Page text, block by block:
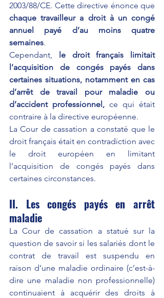
chaque travailleur a droit à un congé
annuel payé d’au moins quatre
semaines.
Cependant, le droit français limitait
l’acquisition de congés payés dans
certaines situations, notamment en cas
d’arrêt de travail pour maladie ou
d’accident professionnel, ce qui était
contraire à la directive européenne.
La Cour de cassation a constaté que le
droit français était en contradiction avec
le droit européen en limitant
l’acquisition de congés payés dans
certaines circonstances.
II. Les congés payés en arrêt
maladie
La Cour de cassation a statué sur la
question de savoir si les salariés dont le
contrat de travail est suspendu en
raison d’une maladie ordinaire (c’est-à-
dire une maladie non professionnelle)
continuaient à acquérir des droits à